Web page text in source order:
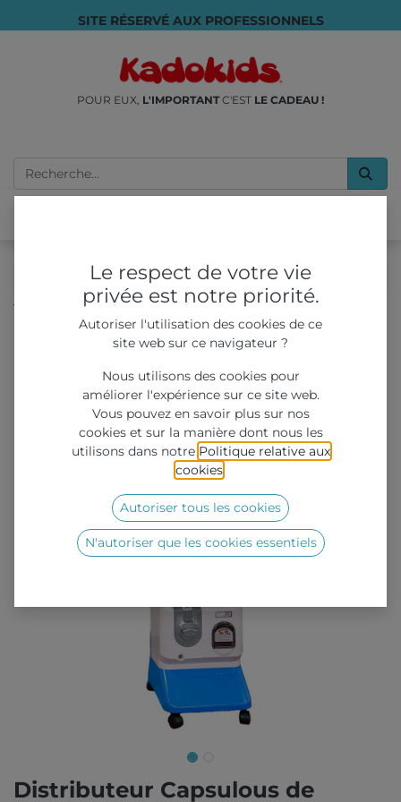
SITE RÉSERVÉ AUX PROFESSIONNELS
POUR EUX, L'IMPORTANTC'EST LE CADEAU !
Tous les produits
Distributeur Capsulous de Jouets en Capsules -
Distributeur Capsulous de
Le respect de votre vie
privée est notre priorité.
Autoriser l'utilisation des cookies de ce
site web sur ce navigateur ?
Nous utilisons des cookies pour
améliorer l'expérience sur ce site web.
Vous pouvez en savoir plus sur nos
cookies et sur la manière dont nous les
utilisons dans notre Politique relative aux
cookies
Autoriser tous les cookies
N'autoriser que les cookies essentiels